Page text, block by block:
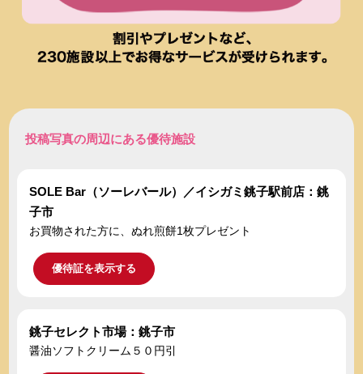
投稿写真の周辺にある優待施設
SOLE Bar（ソーレバール）／イシガミ銚子駅前店：銚
子市
お買物された方に、ぬれ煎餅1枚プレゼント
優待証を表示する
銚子セレクト市場：銚子市
醤油ソフトクリーム５０円引